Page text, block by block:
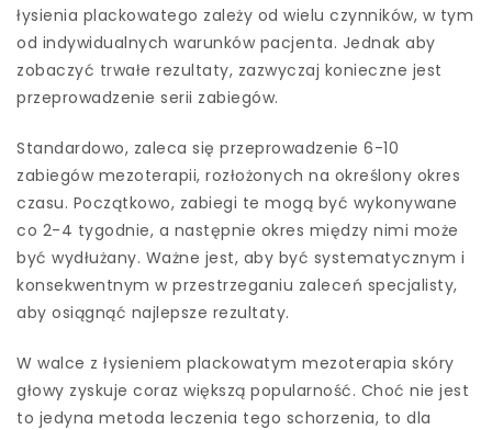
łysienia plackowatego zależy od wielu czynników, w tym
od indywidualnych warunków pacjenta. Jednak aby
zobaczyć trwałe rezultaty, zazwyczaj konieczne jest
przeprowadzenie serii zabiegów.
Standardowo, zaleca się przeprowadzenie 6-10
zabiegów mezoterapii, rozłożonych na określony okres
czasu. Początkowo, zabiegi te mogą być wykonywane
co 2-4 tygodnie, a następnie okres między nimi może
być wydłużany. Ważne jest, aby być systematycznym i
konsekwentnym w przestrzeganiu zaleceń specjalisty,
aby osiągnąć najlepsze rezultaty.
W walce z łysieniem plackowatym mezoterapia skóry
głowy zyskuje coraz większą popularność. Choć nie jest
to jedyna metoda leczenia tego schorzenia, to dla